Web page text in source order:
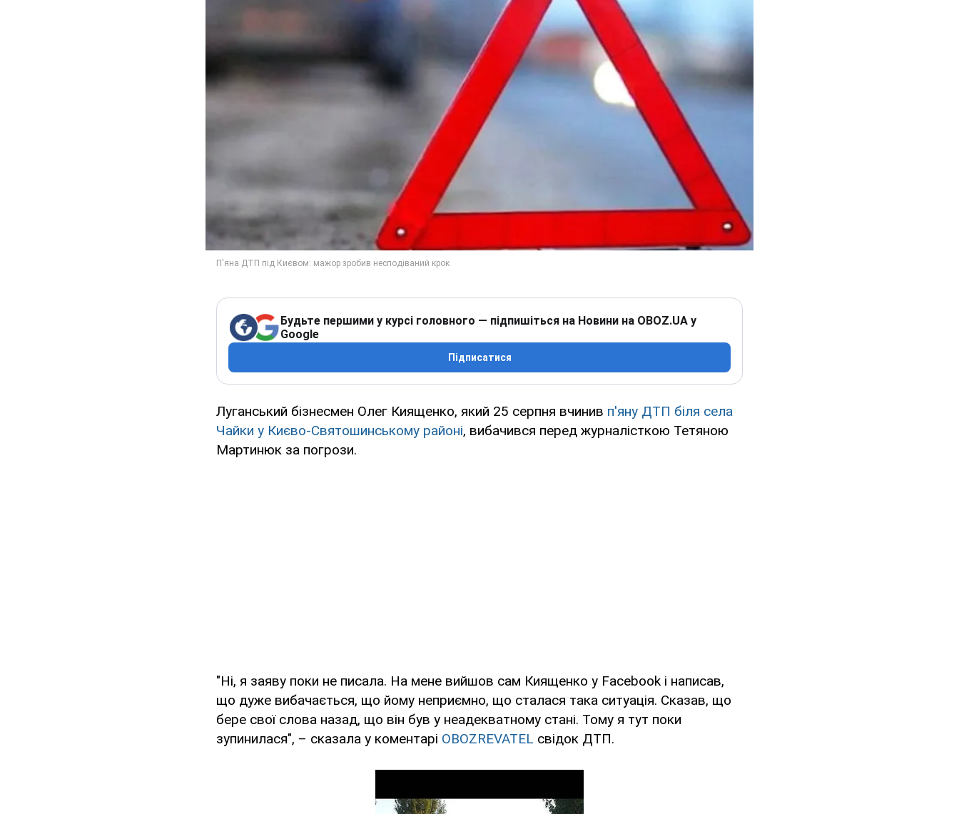
Будьте першими у курсі головного — підпишіться на Новини на OBOZ.UA у
Google
Підписатися
Луганський бізнесмен Олег Киященко, який 25 серпня вчинив п'яну ДТП біля села
Чайки у Києво-Святошинському районі, вибачився перед журналісткою Тетяною
Мартинюк за погрози.
"Ні, я заяву поки не писала. На мене вийшов сам Киященко у Facebook і написав,
що дуже вибачається, що йому неприємно, що сталася така ситуація. Сказав, що
бере свої слова назад, що він був у неадекватному стані. Тому я тут поки
зупинилася", – сказала у коментарі OBOZREVATEL свідок ДТП.